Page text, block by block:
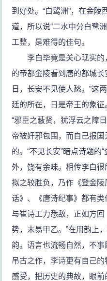
到好处。“白鹭洲”，在金陵
道，所以说“二水中分白鹭
工整，是难得的佳句。
李白毕竟是关心现实的
的帝都金陵看到唐的都城
日，长安不见使人愁。”这
廷的所在，日是帝王的象征
“邪臣之蔽贤，犹浮云之障
帝被奸邪包围，而自己报
的。“不见长安”暗点诗题的
外，饶有余味。相传李白
拟之较胜负，乃作《登金
话》、《唐诗纪事》都有
与崔诗工力悉敌，正如方
势，未易甲乙。”在用韵上
韵。语言也流畅自然，不
吊古之作，李诗更有自己
感受，把历史的典故，眼前